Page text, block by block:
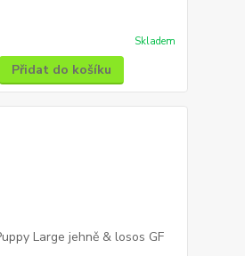
Skladem
Přidat do košíku